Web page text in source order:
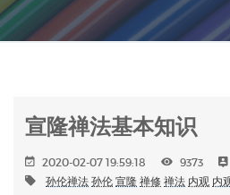
宣隆禅法基本知识
2020-02-07 19:59:18 9373
孙伦禅法 孙伦 宣隆 禅修 禅法 内观 内